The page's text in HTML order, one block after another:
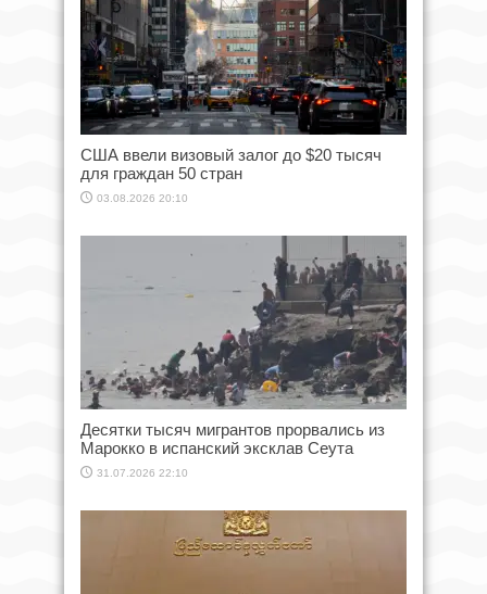
США ввели визовый залог до $20 тысяч
для граждан 50 стран
03.08.2026 20:10
Десятки тысяч мигрантов прорвались из
Марокко в испанский эксклав Сеута
31.07.2026 22:10